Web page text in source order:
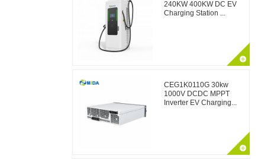
240KW 400KW DC EV
Charging Station ...
CEG1K0110G 30kw
1000V DCDC MPPT
Inverter EV Charging...